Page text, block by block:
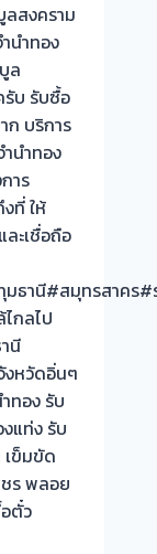
สงคราม
นำทอง
ล
บ รับซื้อ
ก บริการ
นำทอง
าร
ที่ ให้
ะเชื่อถือ
ธานี#สมุทรสาคร#
กลไป
นี
หวัดอิ่นๆ
ทอง รับ
แท่ง รับ
เข็มขัด
ชร พลอย
ตั๋ว